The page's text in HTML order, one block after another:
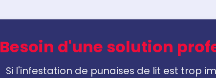
Besoin d'une solution
Si l'infestation de punaises de lit est trop